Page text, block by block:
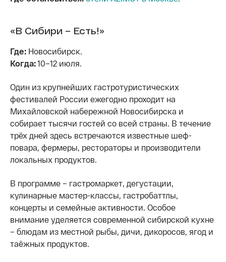
«В Сибири – Есть!»
Где: Новосибирск.
Когда:10–12 июля.
Один из крупнейших гастротуристических
фестивалей России ежегодно проходит на
Михайловской набережной Новосибирска и
собирает тысячи гостей со всей страны. В течение
трёх дней здесь встречаются известные шеф-
повара, фермеры, рестораторы и производители
локальных продуктов.
В программе – гастромаркет, дегустации,
кулинарные мастер-классы, гастробаттлы,
концерты и семейные активности. Особое
внимание уделяется современной сибирской кухне
– блюдам из местной рыбы, дичи, дикоросов, ягод и
таёжных продуктов.